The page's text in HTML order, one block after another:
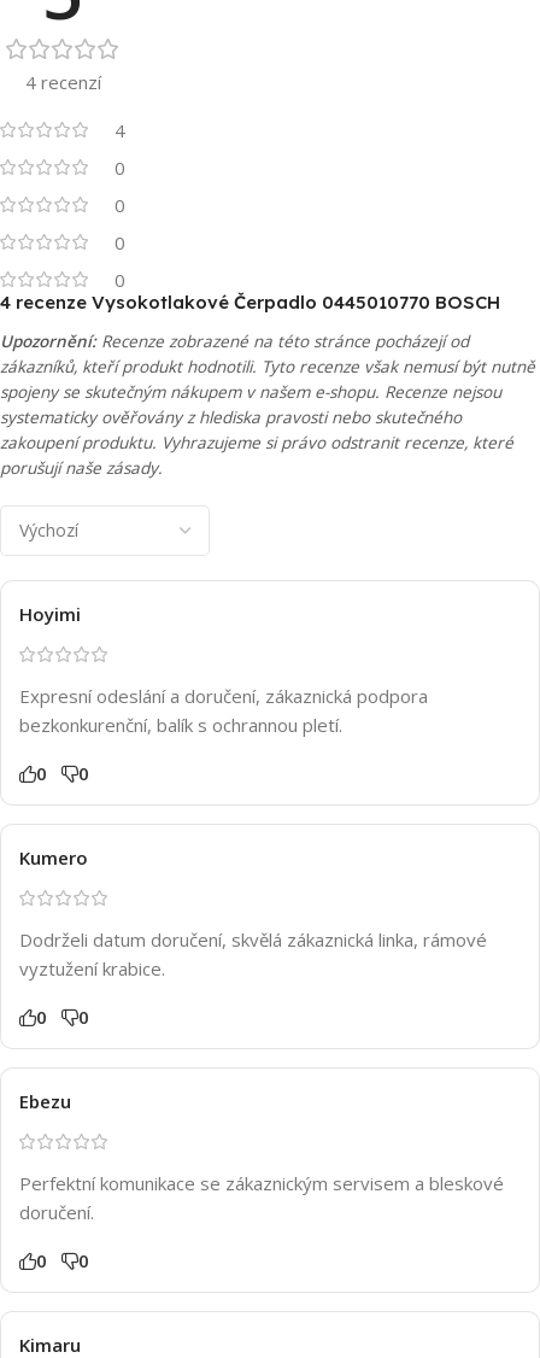
4 recenzí
4
0
0
0
0
4 recenze Vysokotlakové Čerpadlo 0445010770 BOSCH
Upozornění:Recenze zobrazené na této stránce pocházejí od
zákazníků, kteří produkt hodnotili. Tyto recenze však nemusí být nutně
spojeny se skutečným nákupem v našem e-shopu. Recenze nejsou
systematicky ověřovány z hlediska pravosti nebo skutečného
zakoupení produktu. Vyhrazujeme si právo odstranit recenze, které
porušují naše zásady.
Hoyimi
Expresní odeslání a doručení, zákaznická podpora
bezkonkurenční, balík s ochrannou pletí.
0 0
Kumero
Dodrželi datum doručení, skvělá zákaznická linka, rámové
vyztužení krabice.
0 0
Ebezu
Perfektní komunikace se zákaznickým servisem a bleskové
doručení.
0 0
Kimaru